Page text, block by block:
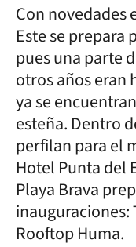
Con novedades
Este se prepara
pues una parte
otros años eran
ya se
esteña. Dentro
perfilan para el
Hotel Punta del
Playa Brava
inauguraciones:
Rooftop Huma.